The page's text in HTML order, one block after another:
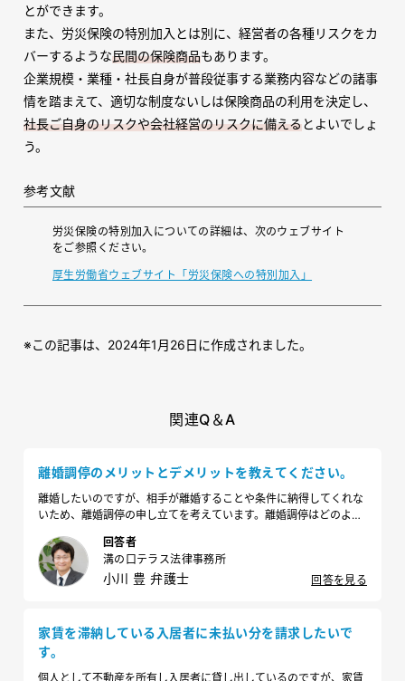
とができます。
また、労災保険の特別加入とは別に、経営者の各種リスクをカ
バーするような民間の保険商品もあります。
企業規模・業種・社長自身が普段従事する業務内容などの諸事
情を踏まえて、適切な制度ないしは保険商品の利用を決定し、
社長ご自身のリスクや会社経営のリスクに備えるとよいでしょ
う。
参考文献
労災保険の特別加入についての詳細は、次のウェブサイト
をご参照ください。
厚生労働省ウェブサイト「労災保険への特別加入」
※この記事は、2024年1月26日に作成されました。
関連Q＆A
離婚調停のメリットとデメリットを教えてください。
離婚したいのですが、相手が離婚することや条件に納得してくれな
いため、離婚調停の申し立てを考えています。離婚調停はどのよう
回答者
溝の口テラス法律事務所
小川 豊 弁護士 回答を見る
家賃を滞納している入居者に未払い分を請求したいで
す。
個人として不動産を所有し入居者に貸し出しているのですが、家賃